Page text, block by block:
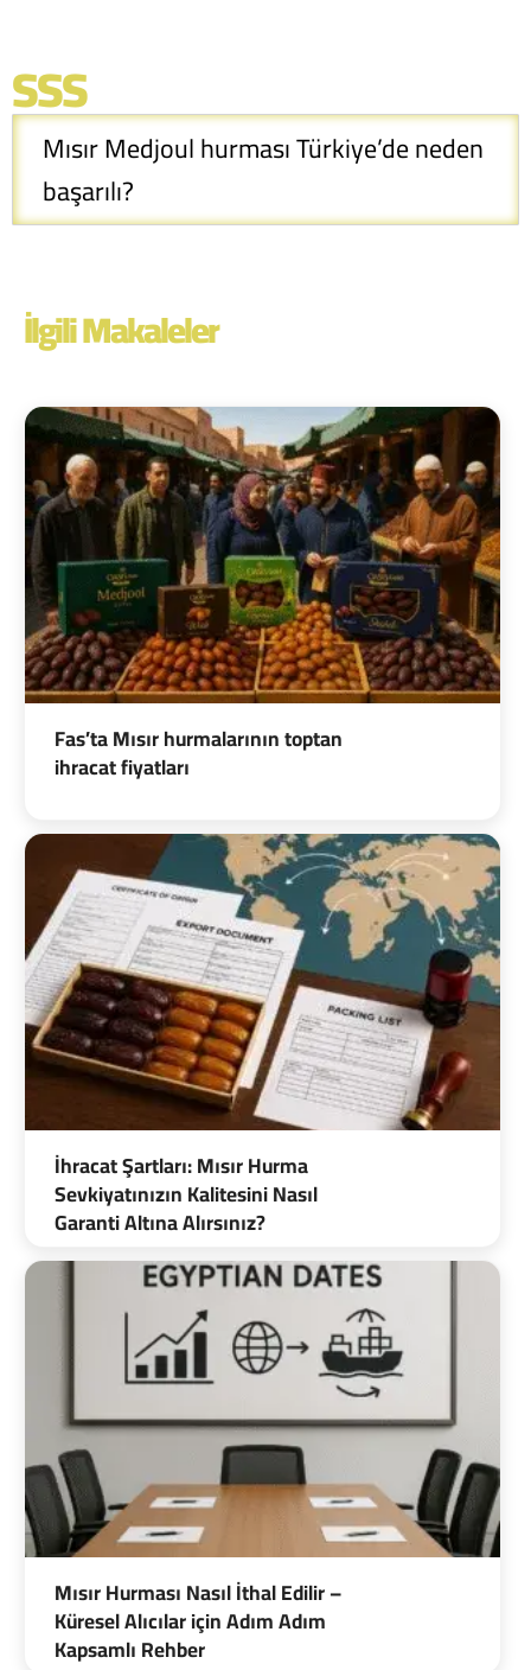
SSS
Mısır Medjoul hurması Türkiye’de neden
başarılı?
İlgili Makaleler
Fas’ta Mısır hurmalarının toptan
ihracat fiyatları
İhracat Şartları: Mısır Hurma
Sevkiyatınızın Kalitesini Nasıl
Garanti Altına Alırsınız?
Mısır Hurması Nasıl İthal Edilir –
Küresel Alıcılar için Adım Adım
Kapsamlı Rehber